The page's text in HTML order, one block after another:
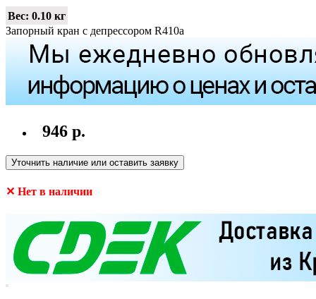
Вес: 0.10 кг
Запорный кран с депрессором R410a
946 р.
Уточнить наличие или оставить заявку
✕ Нет в наличии